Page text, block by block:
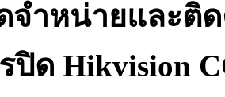
จำหน่ายและติ
ปิด Hikvision